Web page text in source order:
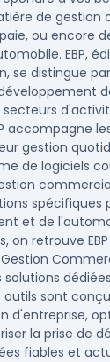
de gestion
ou encore
EBP,
se distingue
accompagne
gestion
de logiciels
spécifiques
et de
on retrouve EBP
solutions
outils sont
d'entreprise,
la prise de
fiables et